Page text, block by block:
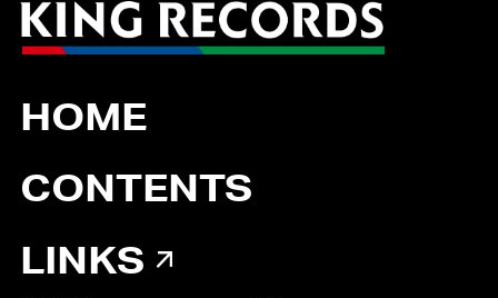
HOME
CONTENTS
LINKS